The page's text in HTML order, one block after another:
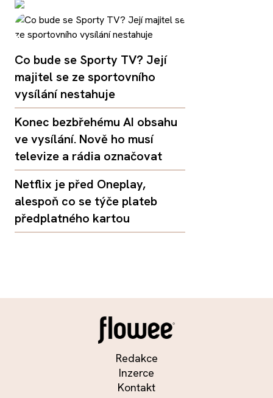
Co bude se Sporty TV? Její
majitel se ze sportovního
vysílání nestahuje
Konec bezbřehému AI obsahu
ve vysílání. Nově ho musí
televize a rádia označovat
Netflix je před Oneplay,
alespoň co se týče plateb
předplatného kartou
Redakce
Inzerce
Kontakt